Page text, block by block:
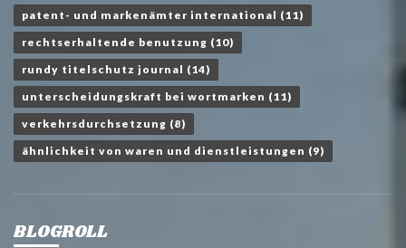
patent- und markenämter international (11)
rechtserhaltende benutzung (10)
rundy titelschutz journal (14)
unterscheidungskraft bei wortmarken (11)
verkehrsdurchsetzung (8)
ähnlichkeit von waren und dienstleistungen (9)
BLOGROLL